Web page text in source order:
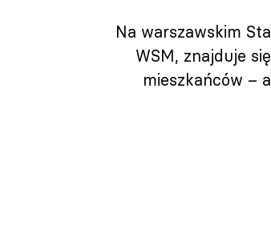
Na warszawskim
WSM, znajduje
mieszkańców –